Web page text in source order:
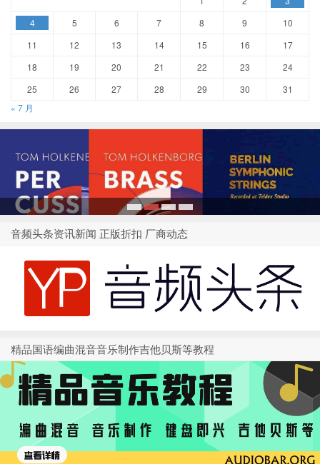
4
5 6 7 8 9
10
11
12 13 14 15 16
17
18
19 20 21 22 23
24
25
26 27 28 29 30
31
« 7 月
音频头条资讯新闻 正版折扣 厂商动态
精品国语编曲混音音乐制作吉他贝斯等教程